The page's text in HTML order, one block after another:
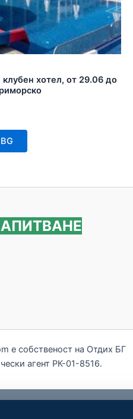
хотел, от 29.06 до
e собственост на Отдих БГ
агент РК-01-8516.